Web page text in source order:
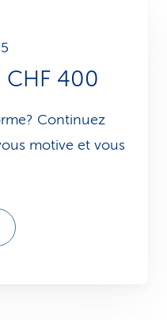
CHF 400
Continuez
motive et vous